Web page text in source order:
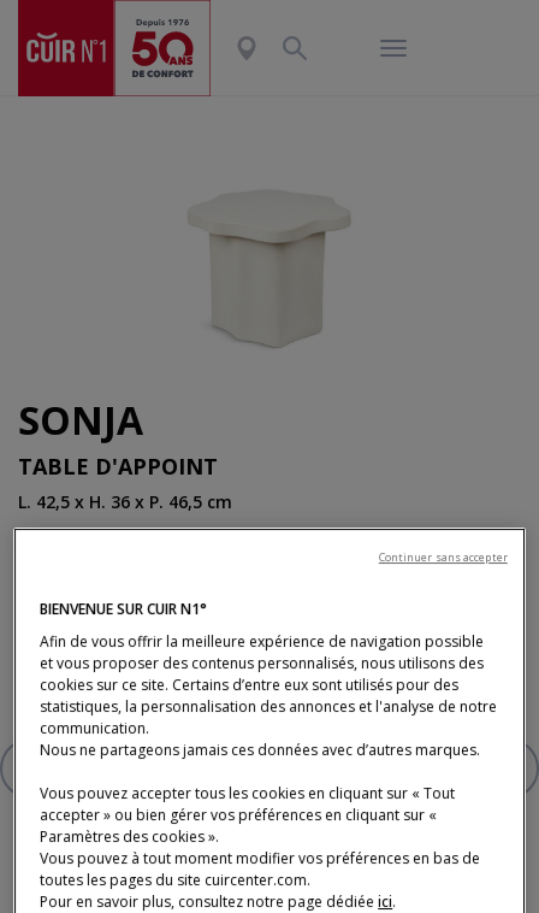
SONJA
TABLE D'APPOINT
L. 42,5 x H. 36 x P. 46,5 cm
275 €
* Prix TTC conseillé, hors livraison (tarifs en magasin).
BIENVENUE SUR CUIR N1°
Afin de vous offrir la meilleure expérience de navigation possible
et vous proposer des contenus personnalisés, nous utilisons des
cookies sur ce site. Certains d’entre eux sont utilisés pour des
statistiques, la personnalisation des annonces et l'analyse de notre
communication.
Nous ne partageons jamais ces données avec d’autres marques.
Vous pouvez accepter tous les cookies en cliquant sur « Tout
accepter » ou bien gérer vos préférences en cliquant sur «
Paramètres des cookies ».
Vous pouvez à tout moment modifier vos préférences en bas de
toutes les pages du site cuircenter.com.
Pour en savoir plus, consultez notre page dédiéeici.
Continuer sans accepter